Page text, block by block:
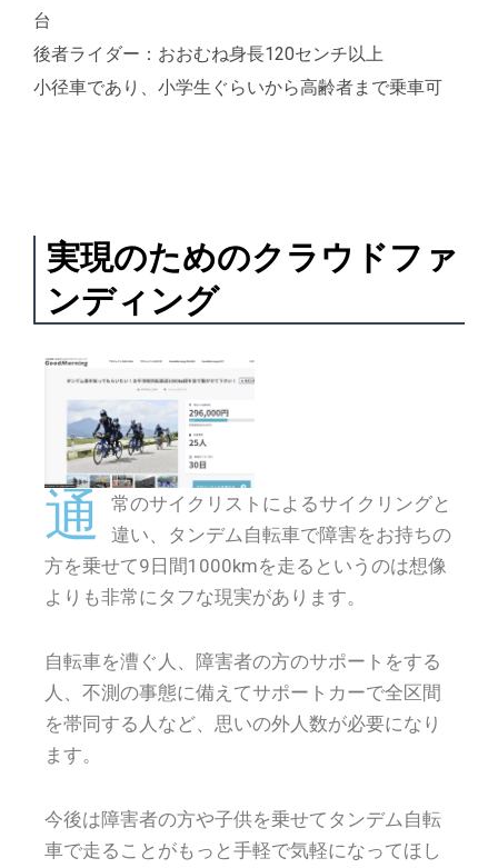
台
後者ライダー：おおむね身長120センチ以上
小径車であり、小学生ぐらいから高齢者まで乗車可
実現のためのクラウドファ
ンディング
通
常のサイクリストによるサイクリングと
違い、タンデム自転車で障害をお持ちの
方を乗せて9日間1000kmを走るというのは想像
よりも非常にタフな現実があります。
自転車を漕ぐ人、障害者の方のサポートをする
人、不測の事態に備えてサポートカーで全区間
を帯同する人など、思いの外人数が必要になり
ます。
今後は障害者の方や子供を乗せてタンデム自転
車で走ることがもっと手軽で気軽になってほし